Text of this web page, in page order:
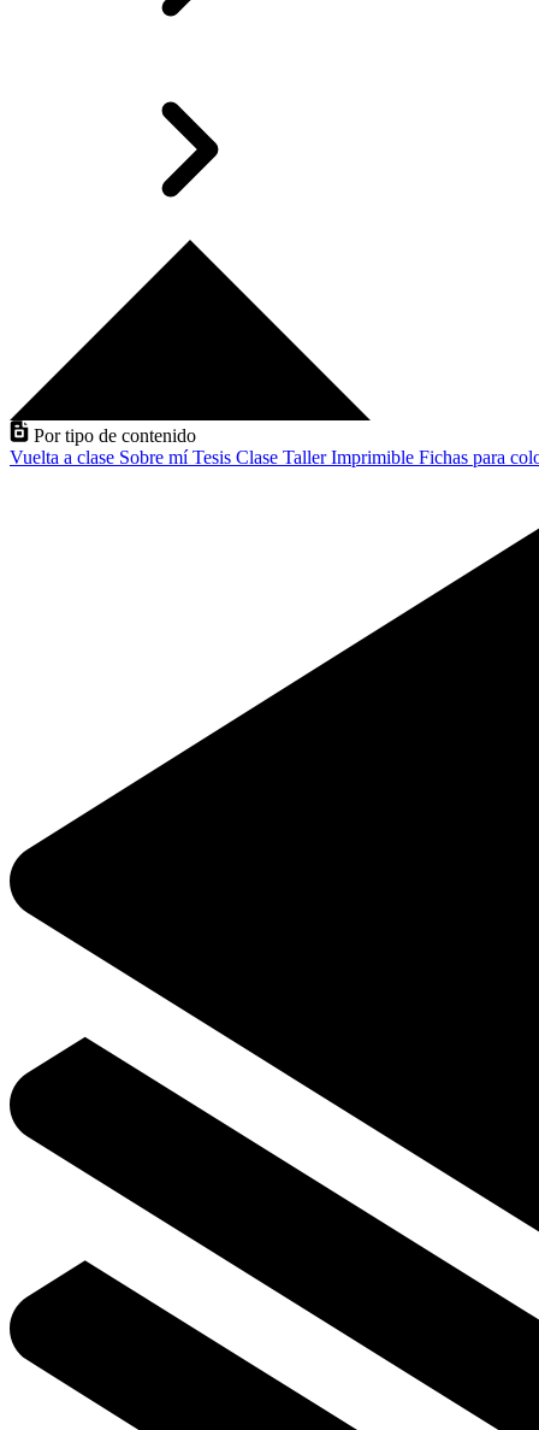
Por tipo de contenido
Vuelta a clase Sobre míTesis Clase TallerImprimible Fichas para